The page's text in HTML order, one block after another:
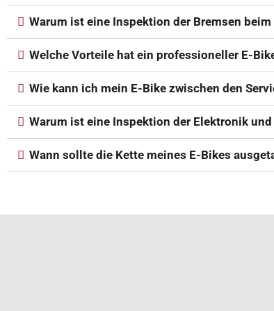
Warum ist eine Inspektion der Bremsen
Welche Vorteile hat ein professioneller E-
Wie kann ich mein E-Bike zwischen den
Warum ist eine Inspektion der Elektronik
Wann sollte die Kette meines E-Bikes